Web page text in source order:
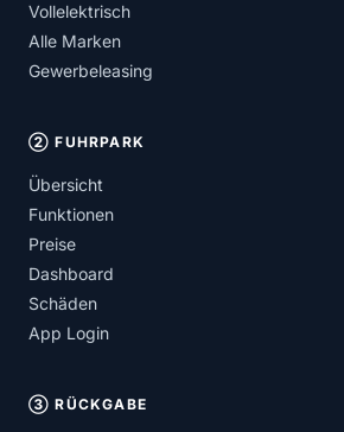
Vollelektrisch
Alle Marken
Gewerbeleasing
② FUHRPARK
Übersicht
Funktionen
Preise
Dashboard
Schäden
App Login
③ RÜCKGABE